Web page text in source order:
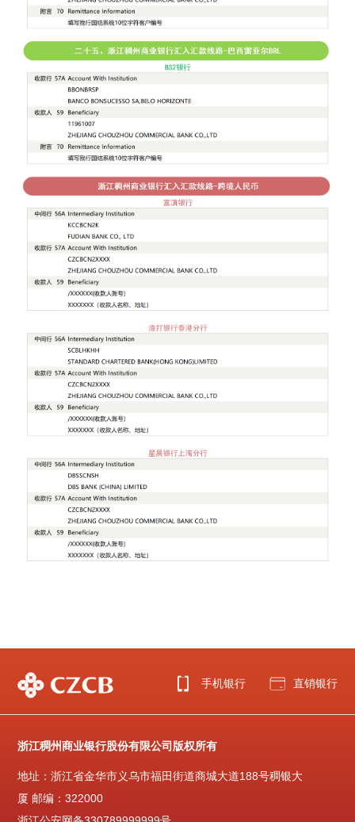
手机银行 直销银行
浙江稠州商业银行股份有限公司版权所有
地址：浙江省金华市义乌市福田街道商城大道188号稠银大
厦 邮编：322000